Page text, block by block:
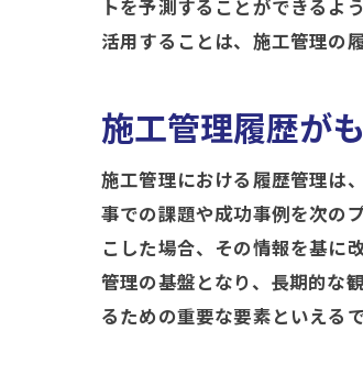
トを予測することができるよ
活用することは、施工管理の
施工管理履歴が
施工管理における履歴管理は
事での課題や成功事例を次の
こした場合、その情報を基に
管理の基盤となり、長期的な
るための重要な要素といえるで